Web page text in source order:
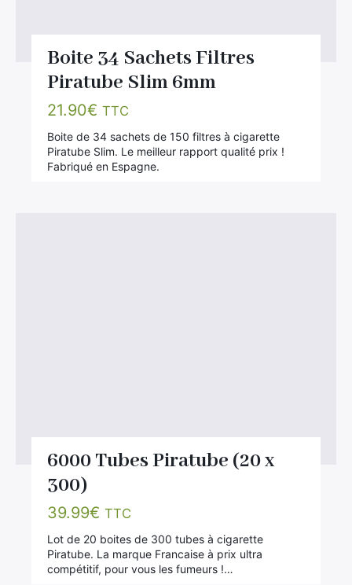
Boite 34 Sachets Filtres
Piratube Slim 6mm
21.90€ TTC
Boite de 34 sachets de 150 filtres à cigarette
Piratube Slim. Le meilleur rapport qualité prix !
Fabriqué en Espagne.
6000 Tubes Piratube (20 x
300)
39.99€ TTC
Lot de 20 boites de 300 tubes à cigarette
Piratube. La marque Francaise à prix ultra
compétitif, pour vous les fumeurs !…